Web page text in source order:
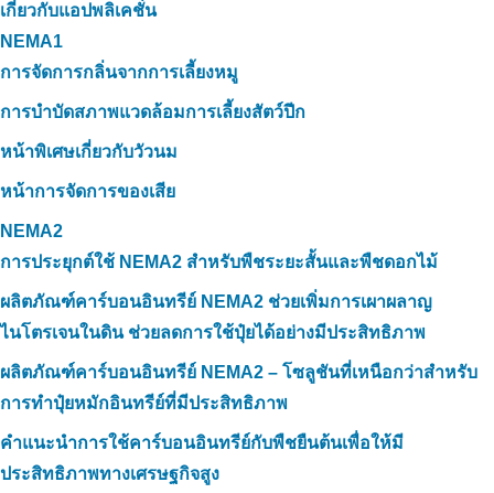
เกี่ยวกับแอปพลิเคชั่น
NEMA1
การจัดการกลิ่นจากการเลี้ยงหมู
การบำบัดสภาพแวดล้อมการเลี้ยงสัตว์ปีก
หน้าพิเศษเกี่ยวกับวัวนม
หน้าการจัดการของเสีย
NEMA2
การประยุกต์ใช้ NEMA2 สำหรับพืชระยะสั้นและพืชดอกไม้
ผลิตภัณฑ์คาร์บอนอินทรีย์ NEMA2 ช่วยเพิ่มการเผาผลาญ
ไนโตรเจนในดิน ช่วยลดการใช้ปุ๋ยได้อย่างมีประสิทธิภาพ
ผลิตภัณฑ์คาร์บอนอินทรีย์ NEMA2 – โซลูชันที่เหนือกว่าสำหรับ
การทำปุ๋ยหมักอินทรีย์ที่มีประสิทธิภาพ
คำแนะนำการใช้คาร์บอนอินทรีย์กับพืชยืนต้นเพื่อให้มี
ประสิทธิภาพทางเศรษฐกิจสูง